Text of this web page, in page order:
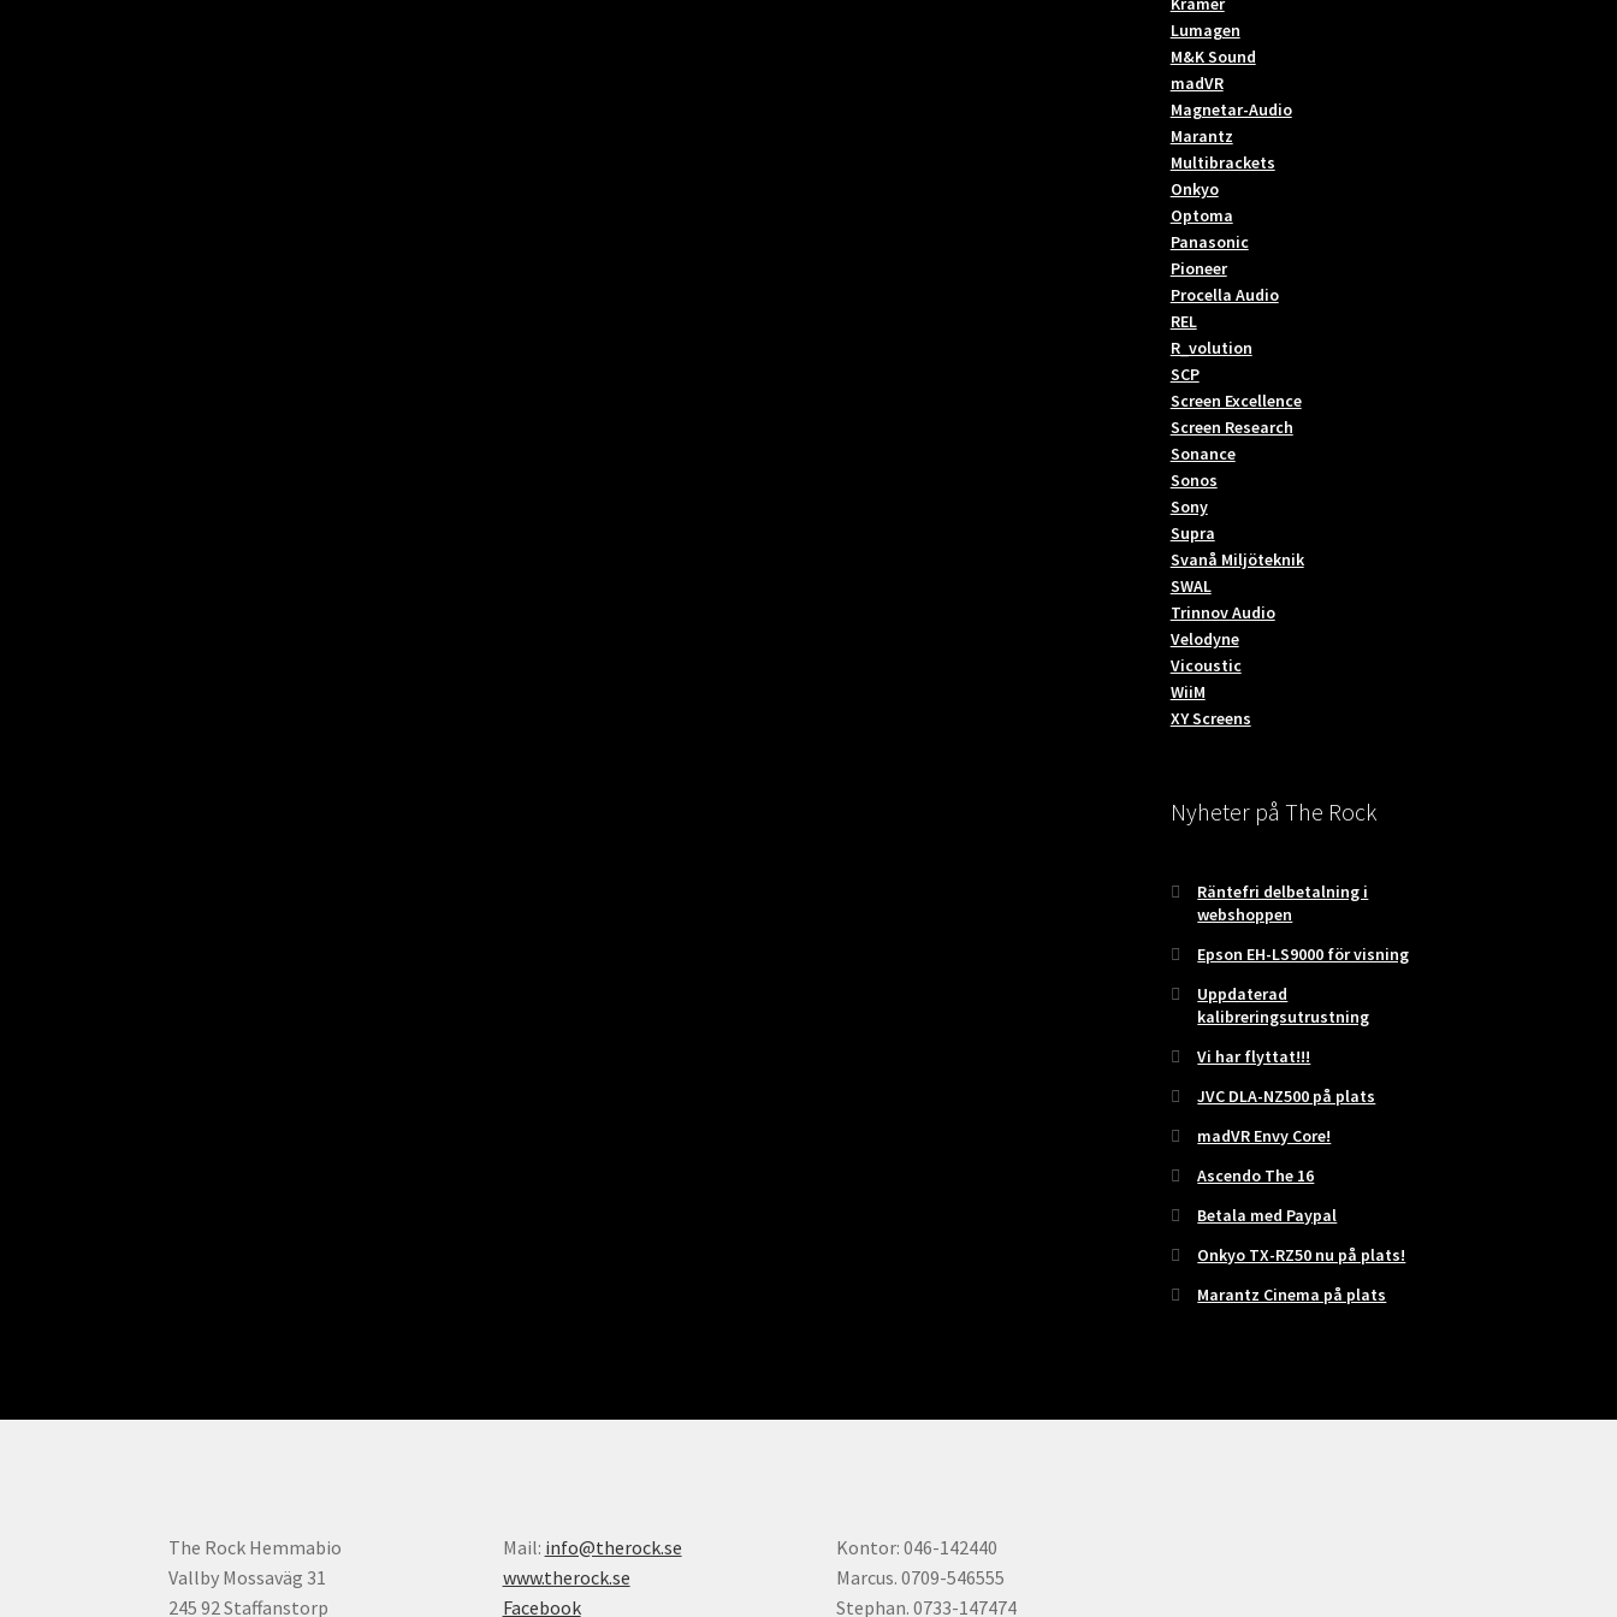
Lumagen
M&K Sound
madVR
Magnetar-Audio
Marantz
Multibrackets
Onkyo
Optoma
Panasonic
Pioneer
Procella Audio
REL
R_volution
SCP
Screen Excellence
Screen Research
Sonance
Sonos
Sony
Supra
Svanå Miljöteknik
SWAL
Trinnov Audio
Velodyne
Vicoustic
WiiM
XY Screens
Nyheter på The Rock
Räntefri delbetalning i
webshoppen
Epson EH-LS9000 för visning
Uppdaterad
kalibreringsutrustning
Vi har flyttat!!!
JVC DLA-NZ500 på plats
madVR Envy Core!
Ascendo The 16
Betala med Paypal
Onkyo TX-RZ50 nu på plats!
Marantz Cinema på plats
The Rock Hemmabio
Vallby Mossaväg 31
245 92 Staffanstorp
Mail: info@therock.se
www.therock.se
Facebook
Kontor: 046-142440
Marcus. 0709-546555
Stephan. 0733-147474